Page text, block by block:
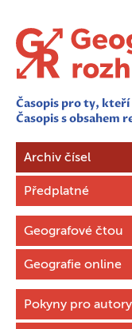
Časopis pro ty,
Časopis s obsahem
Archiv čísel
Předplatné
Geografové čtou
Geografie online
Pokyny pro autory